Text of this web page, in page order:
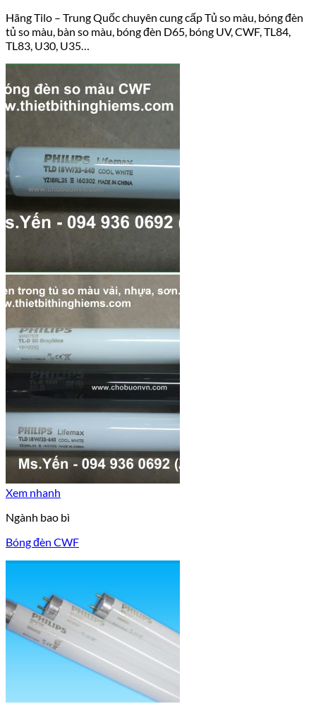
Hãng Tilo – Trung Quốc chuyên cung cấp Tủ so màu, bóng đèn
tủ so màu, bàn so màu, bóng đèn D65, bóng UV, CWF, TL84,
TL83, U30, U35…
Xem nhanh
Ngành bao bì
Bóng đèn CWF